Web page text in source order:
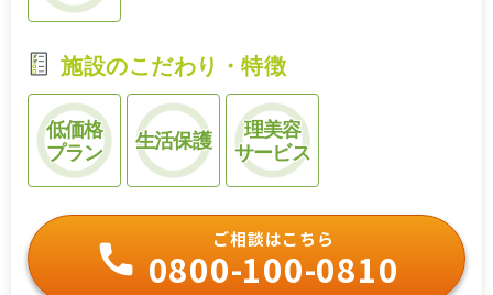
施設のこだわり・特徴
低価格
プラン
生活保護
理美容
サービス
ご相談はこちら
0800-100-0810